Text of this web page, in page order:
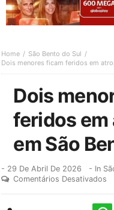
Home
São Bento do Sul
Dois menores ficam feridos em
Dois
feridos
em São
- 29 De Abril De 2026 - In
Comentários Desativados